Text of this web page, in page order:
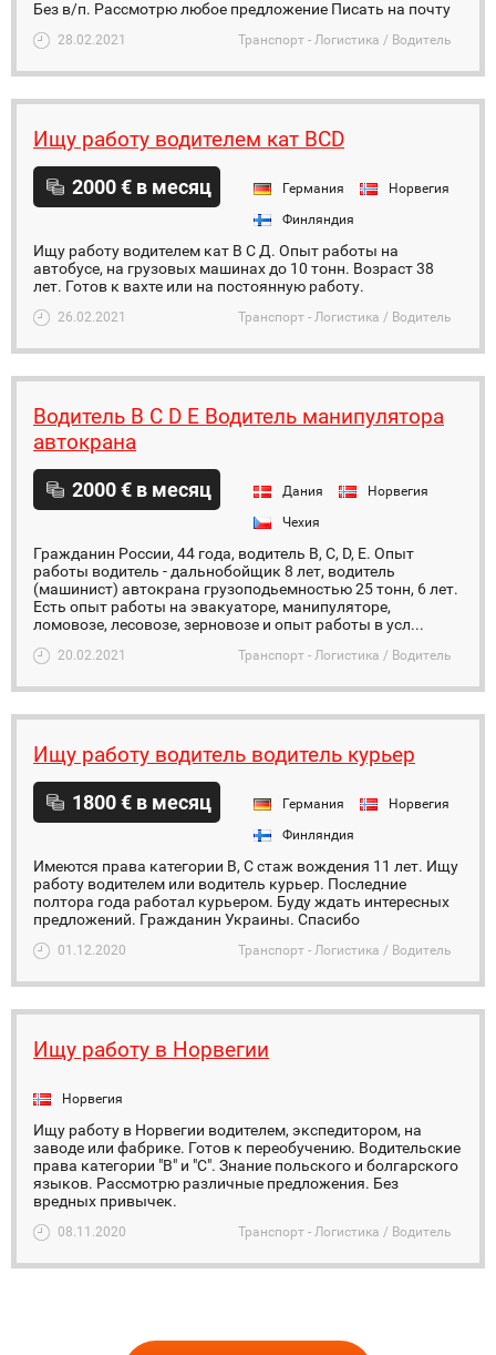
Без в/п. Рассмотрю любое предложение Писать на почту
28.02.2021 Транспорт - Логистика / Водитель
Ищу работу водителем кат BCD
2000 € в месяц Германия
Норвегия
Финляндия
Ищу работу водителем кат В С Д. Опыт работы на
автобусе, на грузовых машинах до 10 тонн. Возраст 38
лет. Готов к вахте или на постоянную работу.
26.02.2021 Транспорт - Логистика / Водитель
Водитель B C D E Водитель манипулятора
автокрана
2000 € в месяц Дания
Норвегия
Чехия
Гражданин России, 44 года, водитель B, C, D, E. Опыт
работы водитель - дальнобойщик 8 лет, водитель
(машинист) автокрана грузоподьемностью 25 тонн, 6 лет.
Есть опыт работы на эвакуаторе, манипуляторе,
ломовозе, лесовозе, зерновозе и опыт работы в усл...
20.02.2021 Транспорт - Логистика / Водитель
Ищу работу водитель водитель курьер
1800 € в месяц Германия
Норвегия
Финляндия
Имеются права категории В, С стаж вождения 11 лет. Ищу
работу водителем или водитель курьер. Последние
полтора года работал курьером. Буду ждать интересных
предложений. Гражданин Украины. Спасибо
01.12.2020 Транспорт - Логистика / Водитель
Ищу работу в Норвегии
Норвегия
Ищу работу в Норвегии водителем, экспедитором, на
заводе или фабрике. Готов к переобучению. Водительские
права категории "В" и "С". Знание польского и болгарского
языков. Рассмотрю различные предложения. Без
вредных привычек.
08.11.2020 Транспорт - Логистика / Водитель